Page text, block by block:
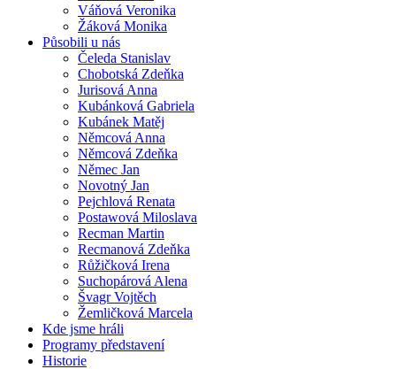
Váňová Veronika
Žáková Monika
Působili u nás
Čeleda Stanislav
Chobotská Zdeňka
Jurisová Anna
Kubánková Gabriela
Kubánek Matěj
Němcová Anna
Němcová Zdeňka
Němec Jan
Novotný Jan
Pejchlová Renata
Postawová Miloslava
Recman Martin
Recmanová Zdeňka
Růžičková Irena
Suchopárová Alena
Švagr Vojtěch
Žemličková Marcela
Kde jsme hráli
Programy představení
Historie